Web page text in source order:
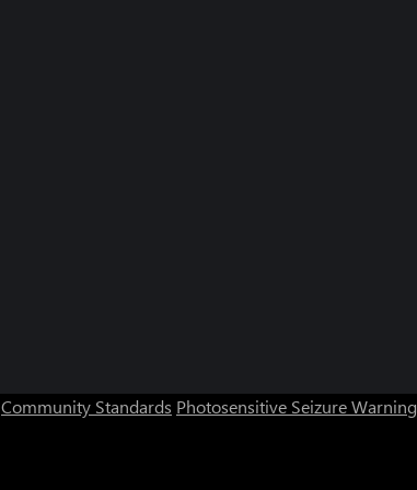
Community Standards Photosensitive Seizure Warning